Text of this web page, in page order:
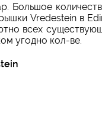
Большое
Vredestein в
всех
угодно кол-ве.